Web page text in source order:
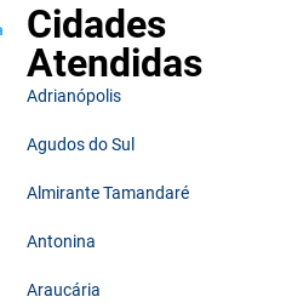
Cidades
Atendidas
Adrianópolis
Agudos do Sul
Almirante Tamandaré
Antonina
Araucária